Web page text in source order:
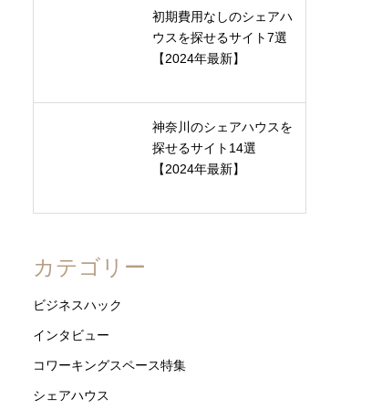
初期費用なしのシェアハ
ウスを探せるサイト7選
【2024年最新】
神奈川のシェアハウスを
探せるサイト14選
【2024年最新】
カテゴリー
ビジネスハック
インタビュー
コワーキングスペース特集
シェアハウス